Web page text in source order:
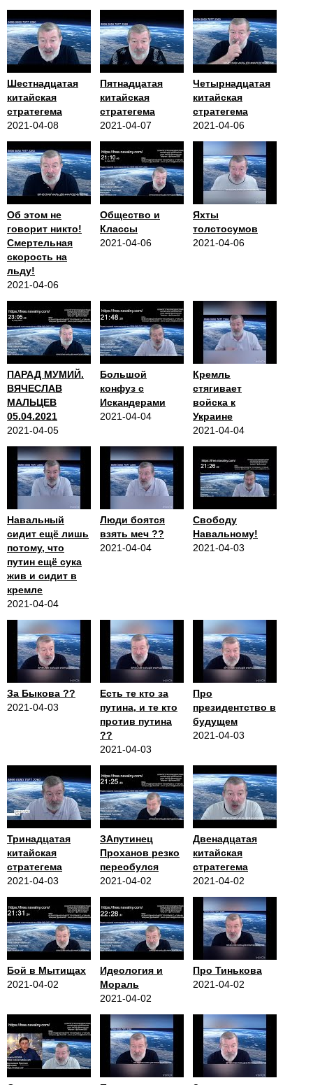
Шестнадцатая
китайская
стратегема
2021-04-08
Пятнадцатая
китайская
стратегема
2021-04-07
Четырнадцатая
китайская
стратегема
2021-04-06
Об этом не
говорит никто!
Смертельная
скорость на
льду!
2021-04-06
Общество и
Классы
2021-04-06
Яхты
толстосумов
2021-04-06
ПАРАД МУМИЙ.
ВЯЧЕСЛАВ
МАЛЬЦЕВ
05.04.2021
2021-04-05
Большой
конфуз с
Искандерами
2021-04-04
Кремль
стягивает
войска к
Украине
2021-04-04
Навальный
сидит ещё лишь
потому, что
путин ещё сука
жив и сидит в
кремле
2021-04-04
Люди боятся
взять меч ??
2021-04-04
Свободу
Навальному!
2021-04-03
За Быкова ??
2021-04-03
Есть те кто за
путина, и те кто
против путина
??
2021-04-03
Про
президентство в
будущем
2021-04-03
Тринадцатая
китайская
стратегема
2021-04-03
ЗАпутинец
Проханов резко
переобулся
2021-04-02
Двенадцатая
китайская
стратегема
2021-04-02
Бой в Мытищах
2021-04-02
Идеология и
Мораль
2021-04-02
Про Тинькова
2021-04-02